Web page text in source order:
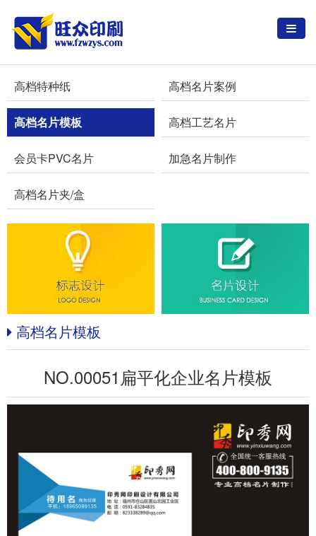
高档特种纸 高档名片案例
高档名片模板 高档工艺名片
会员卡PVC名片 加急名片制作
高档名片夹/盒
高档名片模板
NO.00051扁平化企业名片模板